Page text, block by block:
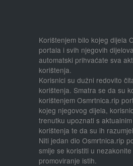
Korištenjem bilo kojeg dijela
portala i svih njegovih
automatski prihvaćate sva
korištenja.
Korisnici su dužni redovito
korištenja. Smatra se da su
korištenjem Osmrtnica.rip
kojeg njegovog dijela,
trenutku upoznati s
korištenja te da su ih
Niti jedan dio Osmrtnica.rip
smije se koristiti u
promoviranje istih.